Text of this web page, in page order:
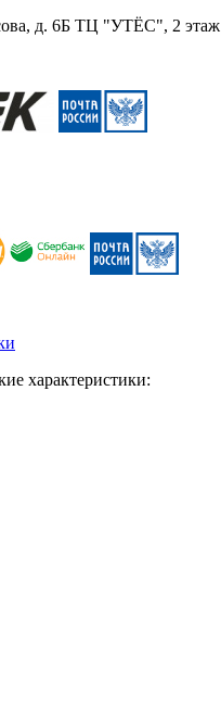
д. 6Б ТЦ "УТЁС", 2 этаж
характеристики: